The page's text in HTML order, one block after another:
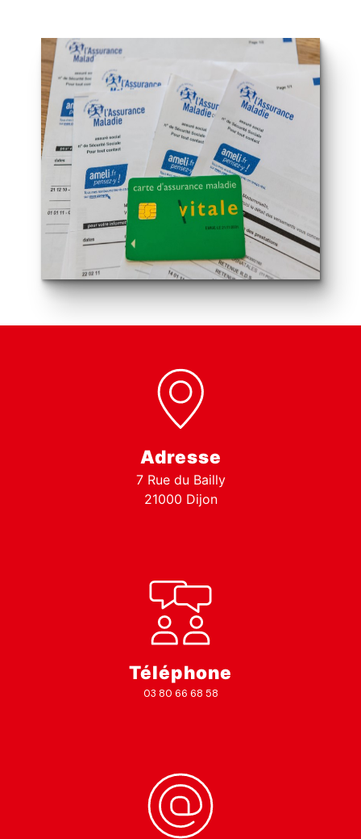
Adresse
7 Rue du Bailly
21000 Dijon
Téléphone
03 80 66 68 58